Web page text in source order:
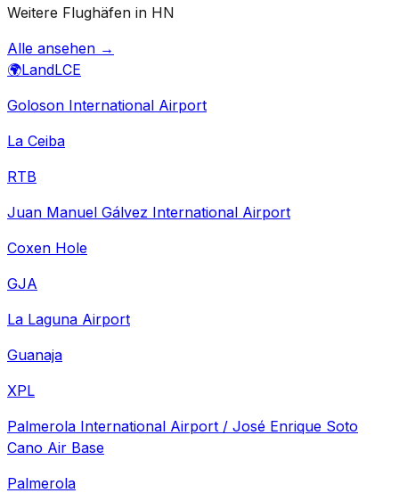
Weitere Flughäfen in HN
Alle ansehen →
🌍LandLCE
Goloson International Airport
La Ceiba
RTB
Juan Manuel Gálvez International Airport
Coxen Hole
GJA
La Laguna Airport
Guanaja
XPL
Palmerola International Airport / José Enrique Soto
Cano Air Base
Palmerola